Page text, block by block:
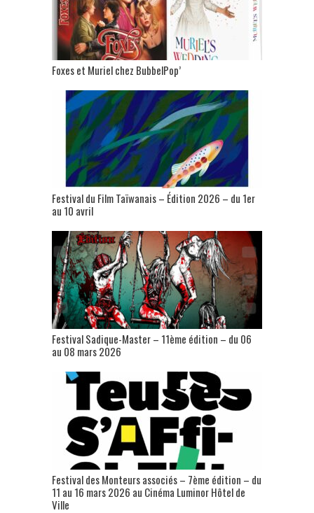
Foxes et Muriel chez BubbelPop’
Festival du Film Taïwanais – Édition 2026 – du 1er
au 10 avril
Festival Sadique-Master – 11ème édition – du 06
au 08 mars 2026
Festival des Monteurs associés – 7ème édition – du
11 au 16 mars 2026 au Cinéma Luminor Hôtel de
Ville